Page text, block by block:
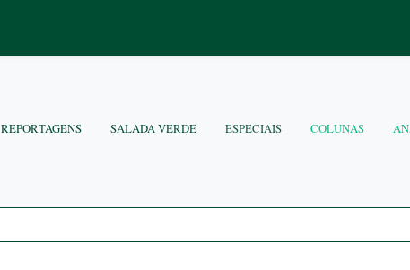
REPORTAGENS SALADA VERDE ESPECIAIS COLUNAS